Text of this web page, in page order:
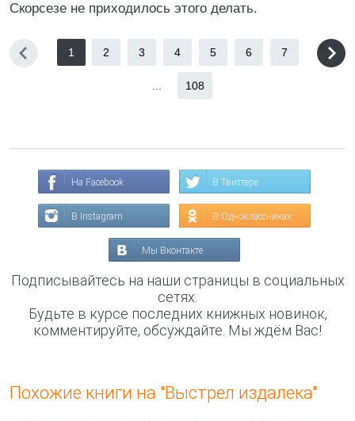
Скорсезе не приходилось этого делать.
1 2 3 4 5 6 7
108
На Facebook В Твиттере
В Instagram В Одноклассниках
Мы Вконтакте
Подписывайтесь на наши страницы в социальных
сетях.
Будьте в курсе последних книжных новинок,
комментируйте, обсуждайте. Мы ждём Вас!
Похожие книги на "Выстрел издалека"